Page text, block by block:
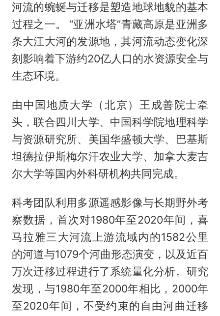
河流的蜿蜒与迁移是塑造地球地貌的基本
过程之一。 “亚洲水塔”青藏高原是亚洲多
条大江大河的发源地，其河流动态变化深
刻影响着下游约20亿人口的水资源安全与
生态环境。
由中国地质大学（北京）王成善院士牵
头，联合四川大学、中国科学院地理科学
与资源研究所、美国华盛顿大学、巴基斯
坦德拉伊斯梅尔汗农业大学、加拿大麦吉
尔大学等国内外科研机构共同完成。
科考团队利用多源遥感影像与长期野外考
察数据，首次对1980年至2020年间，喜
马拉雅三大河流上游流域内的1582公里
的河道与1079个河曲形态演变，以及近百
万次迁移过程进行了系统量化分析。研究
发现，与1980年至2000年相比，2000年
至2020年间，不受约束的自由河曲迁移